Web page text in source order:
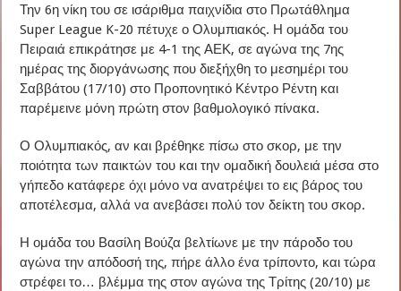
Την 6η νίκη του σε ισάριθμα παιχνίδια στο Πρωτάθλημα
Super League K-20 πέτυχε ο Ολυμπιακός. Η ομάδα του
Πειραιά επικράτησε με 4-1 της ΑΕΚ, σε αγώνα της 7ης
ημέρας της διοργάνωσης που διεξήχθη το μεσημέρι του
Σαββάτου (17/10) στο Προπονητικό Κέντρο Ρέντη και
παρέμεινε μόνη πρώτη στον βαθμολογικό πίνακα.
Ο Ολυμπιακός, αν και βρέθηκε πίσω στο σκορ, με την
ποιότητα των παικτών του και την ομαδική δουλειά μέσα στο
γήπεδο κατάφερε όχι μόνο να ανατρέψει το εις βάρος του
αποτέλεσμα, αλλά να ανεβάσει πολύ τον δείκτη του σκορ.
Η ομάδα του Βασίλη Βούζα βελτίωνε με την πάροδο του
αγώνα την απόδοσή της, πήρε άλλο ένα τρίποντο, και τώρα
στρέφει το… βλέμμα της στον αγώνα της Τρίτης (20/10) με